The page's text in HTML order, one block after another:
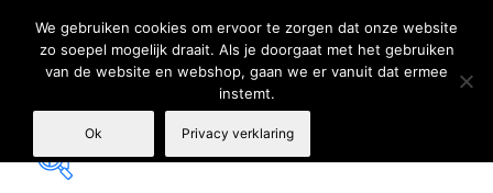
We gebruiken cookies om ervoor te zorgen dat onze website
zo soepel mogelijk draait. Als je doorgaat met het gebruiken
van de website en webshop, gaan we er vanuit dat ermee
instemt.
Ok Privacy verklaring